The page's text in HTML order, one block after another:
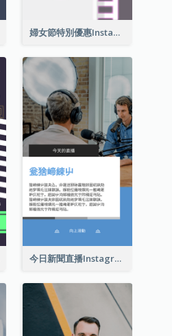
婦女節特別優惠Instagram限時動態
今日新聞直播Instagram限時動態